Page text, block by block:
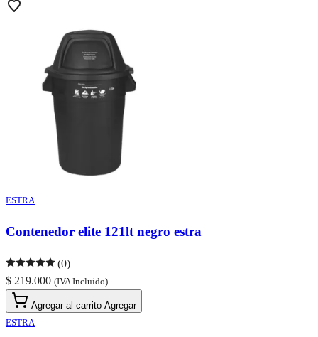
ESTRA
Contenedor elite 121lt negro estra
(0)
$ 219.000 (IVA Incluido)
Agregar al carrito Agregar
ESTRA